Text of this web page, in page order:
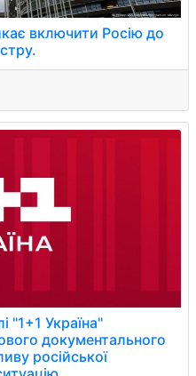
включити Росію до
"1+1 Україна"
документального
російської